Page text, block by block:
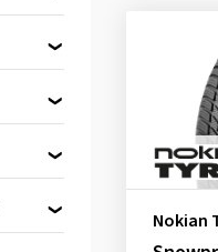
Nokian